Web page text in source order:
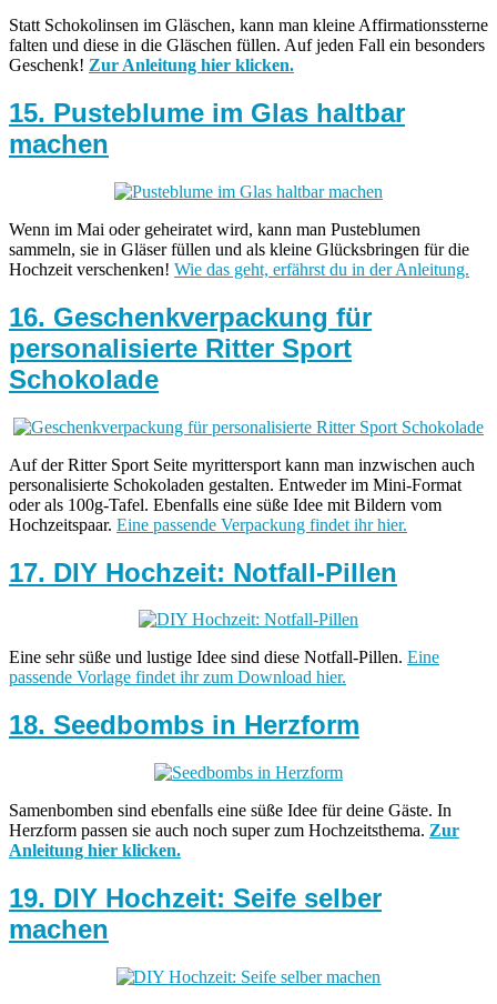
Statt Schokolinsen im Gläschen, kann man kleine Affirmationssterne
falten und diese in die Gläschen füllen. Auf jeden Fall ein besonders
Geschenk! Zur Anleitung hier klicken.
15. Pusteblume im Glas haltbar
machen
Wenn im Mai oder geheiratet wird, kann man Pusteblumen
sammeln, sie in Gläser füllen und als kleine Glücksbringen für die
Hochzeit verschenken! Wie das geht, erfährst du in der Anleitung.
16. Geschenkverpackung für
personalisierte Ritter Sport
Schokolade
Auf der Ritter Sport Seite myrittersport kann man inzwischen auch
personalisierte Schokoladen gestalten. Entweder im Mini-Format
oder als 100g-Tafel. Ebenfalls eine süße Idee mit Bildern vom
Hochzeitspaar. Eine passende Verpackung findet ihr hier.
17. DIY Hochzeit: Notfall-Pillen
Eine sehr süße und lustige Idee sind diese Notfall-Pillen. Eine
passende Vorlage findet ihr zum Download hier.
18. Seedbombs in Herzform
Samenbomben sind ebenfalls eine süße Idee für deine Gäste. In
Herzform passen sie auch noch super zum Hochzeitsthema. Zur
Anleitung hier klicken.
19. DIY Hochzeit: Seife selber
machen